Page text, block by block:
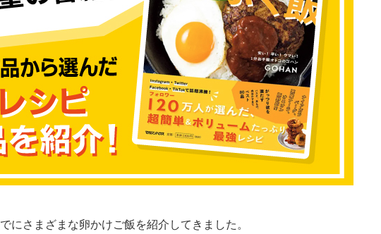
にさまざまな卵かけご飯を紹介してきました。